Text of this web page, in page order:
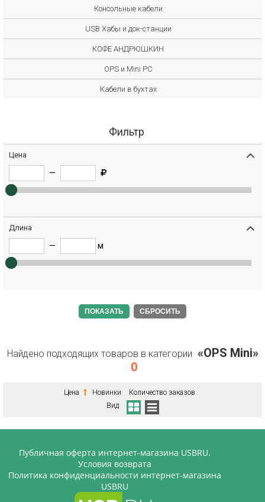
Консольные кабели
USB Хабы и док-станции
КОФЕ АНДРЮШКИН
OPS и Mini PC
Кабели в бухтах
Фильтр
Цена
—
Длина
— м
СБРОСИТЬ
Найдено подходящих товаров в категории «OPS Mini»
0
Цена Новинки
Количество заказов
Вид
Публичная оферта интернет-магазина USBRU.
Условия возврата
Политика конфиденциальности интернет-магазина
USBRU